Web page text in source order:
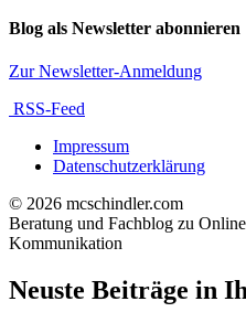
Blog als Newsletter abonnieren
Zur Newsletter-Anmeldung
RSS-Feed
Impressum
Datenschutzerklärung
© 2026 mcschindler.com
Beratung und Fachblog zu
Kommunikation
Neuste Beiträge in